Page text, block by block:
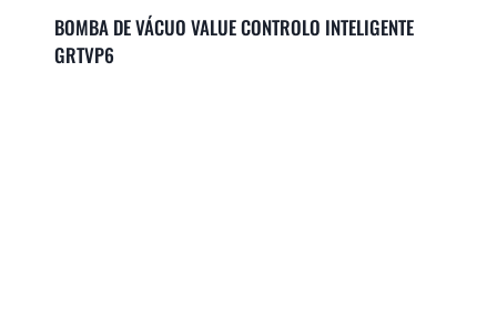
BOMBA DE VÁCUO VALUE CONTROLO INTELIGENTE
GRTVP6